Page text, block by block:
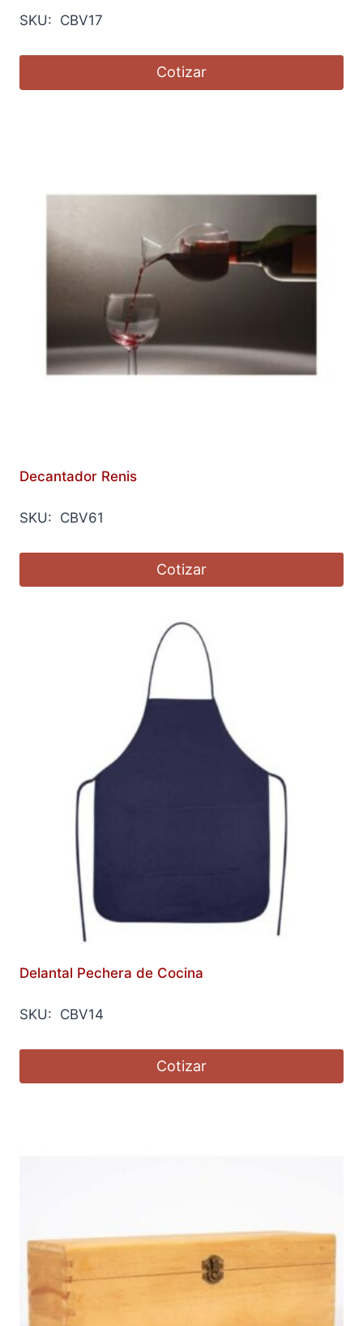
SKU: CBV17
Cotizar
Decantador Renis
SKU: CBV61
Cotizar
Delantal Pechera de Cocina
SKU: CBV14
Cotizar